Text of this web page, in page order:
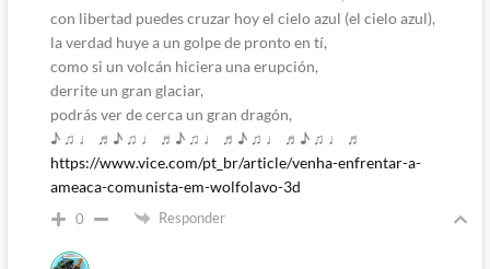
con libertad puedes cruzar hoy el cielo azul (el cielo azul),
la verdad huye a un golpe de pronto en tí,
como si un volcán hiciera una erupción,
derrite un gran glaciar,
podrás ver de cerca un gran dragón,
♪ ♫ ♩ ♬♪ ♫ ♩ ♬♪ ♫ ♩ ♬♪ ♫ ♩ ♬♪ ♫ ♩ ♬
https://www.vice.com/pt_br/article/venha-enfrentar-a-
ameaca-comunista-em-wolfolavo-3d
0 Responder